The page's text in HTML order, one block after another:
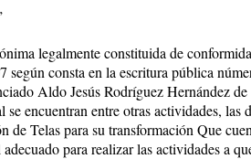
legalmente constituida de
según consta en la escritura pública
Aldo Jesús Rodríguez Hernández
se encuentran entre otras actividades,
de Telas para su transformación Que
para realizar las actividades a